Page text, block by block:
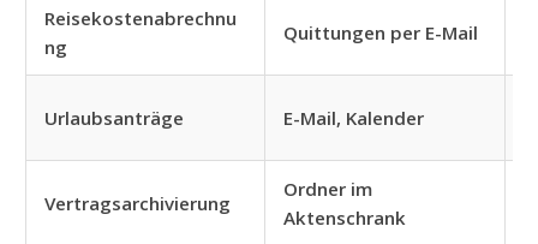
Reisekostenabrechnu
ng
Quittungen per E-Mail
Urlaubsanträge E-Mail, Kalender
Vertragsarchivierung
Ordner im
Aktenschrank